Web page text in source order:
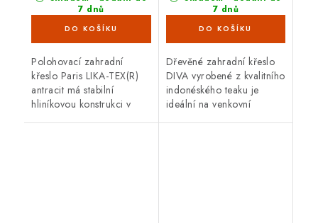
7 dnů
Polohovací zahradní
křeslo Paris LIKA-TEX(R)
antracit má stabilní
hliníkovou konstrukci v
7 dnů
Dřevěné zahradní křeslo
DIVA vyrobené z kvalitního
indonéského teaku je
ideální na venkovní